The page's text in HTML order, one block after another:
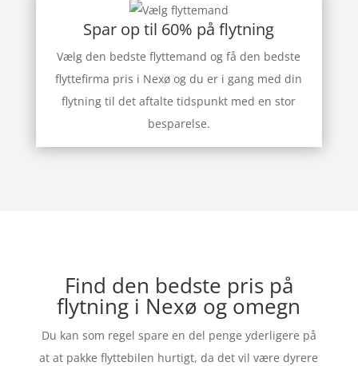
Spar op til 60% på flytning
Vælg den bedste flyttemand og få den bedste
flyttefirma pris i Nexø og du er i gang med din
flytning til det aftalte tidspunkt med en stor
besparelse.
Find den bedste pris på
flytning i Nexø og omegn
Du kan som regel spare en del penge yderligere på
at at pakke flyttebilen hurtigt, da det vil være dyrere